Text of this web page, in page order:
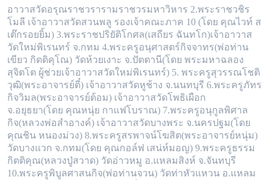
อาวาสวัดอรุณราชวรารามราชวรมหาวิหาร 2.พระราชวชิร
โมลี เจ้าอาวาสวัดสวนพลู รองเจ้าคณะภาค 10 (โดย คุณไวท์ ส
เต๊กรอยยิ้ม) 3.พระราชปริยัติโกศล(เสถียร ฉันทโก)เจ้าอาวาส
วัดใหม่พิเรนทร์ จ.กทม 4.พระครูอนุศาสตร์กิจจาทร(พ่อท่าน
เขียว กิตติคุโณ) วัดห้วยเงาะ จ.ปัตตานี(โดย พระมหาฉลอง
สุจิตโต ผู้ช่วยเจ้าอาวาสวัดใหม่พิเรนทร์) 5. พระครูสุวรรณโชติ
วุฒิ(พระอาจารย์ตี๋) เจ้าอาวาสวัดหูช้าง จ.นนทบุรี 6.พระครูภัทร
กิจวิมล(พระอาจารย์ต้อม) เจ้าอาวาสวัดโพธิเผือก
จ.อยุธยา(โดย คุณหนุ่ย กาแฟโบราณ) 7.พระครูอนุกูลพิศาล
กิจ(หลวงพ่อสำอางค์) เจ้าอาวาสวัดบางพระ จ.นครปฐม(โดย
คุณชิน หนองม่วง) 8.พระครูสรพาจน์โฆสิต(พระอาจารย์หนุ่ม)
วัดบางแวก จ.กทม(โดย คุณกอล์ฟ เสน่ห์มอญ) 9.พระครูธรรม
กิตติคุณ(หลวงปู่สวาด) วัดอ่าวหมู อ.แหลมสิงห์ จ.จันทบุรี
10.พระครูพิบูลศาสนกิจ(พ่อท่านจวน) วัดท่าหัวแหวน อ.แหลม